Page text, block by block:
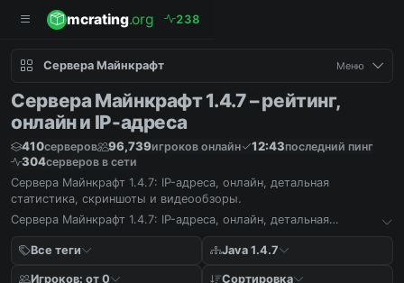
mcrating.org 238
Сервера Майнкрафт Меню
Сервера Майнкрафт 1.4.7 – рейтинг,
онлайн и IP-адреса
410серверов 96,739игроков онлайн 12:43последний пинг
304серверов в сети
Сервера Майнкрафт 1.4.7: IP-адреса, онлайн, детальная
статистика, скриншоты и видеообзоры.
Сервера Майнкрафт 1.4.7: IP-адреса, онлайн, детальная
Все теги
Java 1.4.7
Игроков: от 0 Сортировка